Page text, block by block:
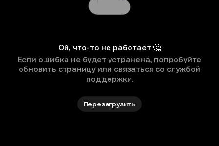
Ой, что-то не работает 🤔
Если ошибка не будет устранена, попробуйте
обновить страницу или связаться со службой
поддержки.
Перезагрузить